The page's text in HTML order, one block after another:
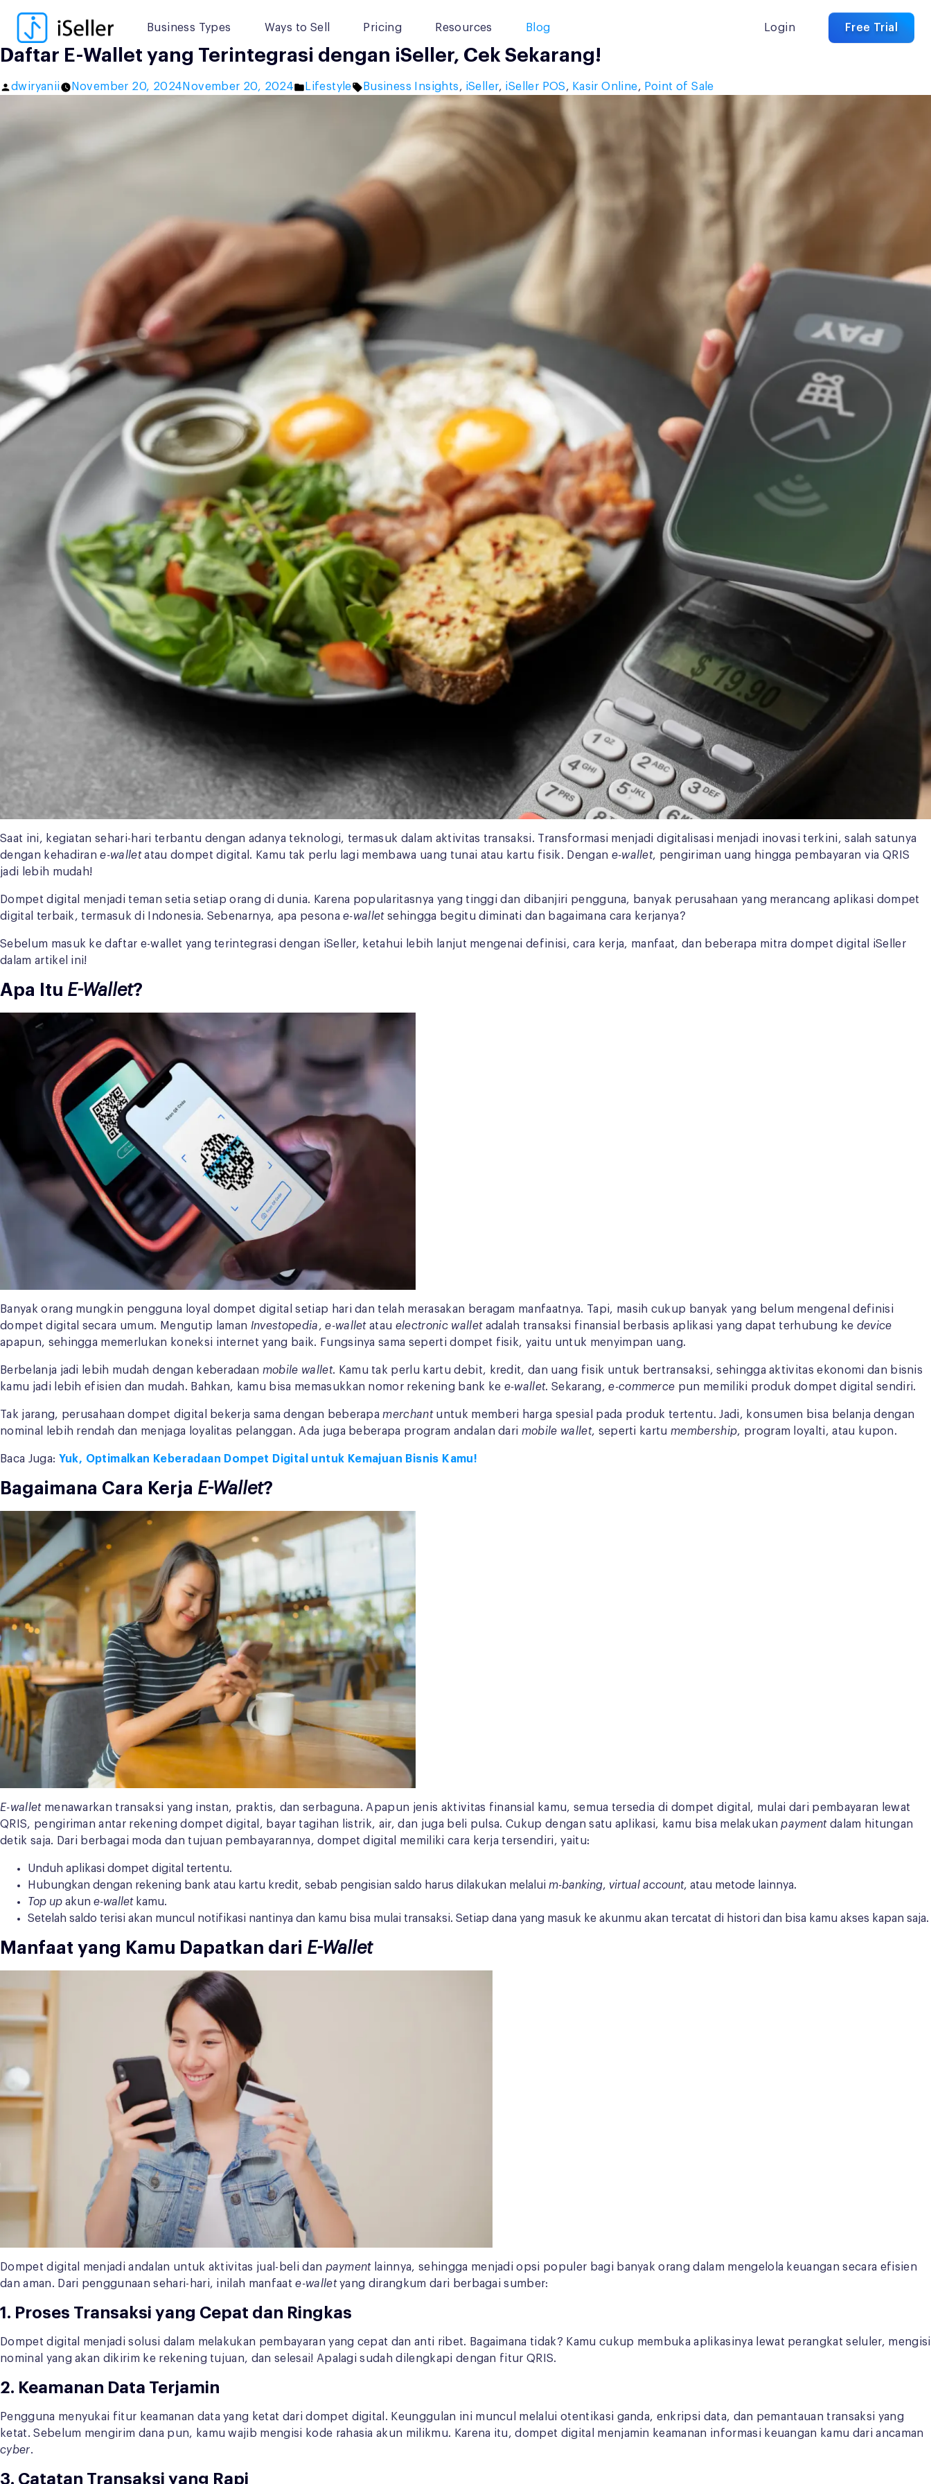
Business Types Ways to Sell Pricing Resources Blog Login Free Trial
content
Daftar E-Wallet yang Terintegrasi dengan iSeller, Cek Sekarang!
Posted
dwiryanii November 20, 2024 November 20, 2024
Posted
Lifestyle Tags:
Business Insights, iSeller, iSeller POS, Kasir Online, Point of Sale
Saat ini, kegiatan sehari-hari terbantu dengan adanya teknologi, termasuk dalam aktivitas transaksi. Transformasi menjadi digitalisasi menjadi inovasi terkini, salah satunya
dengan kehadirane-walletatau dompet digital. Kamu tak perlu lagi membawa uang tunai atau kartu fisik. Dengan e-wallet, pengiriman uang hingga pembayaran via QRIS
jadi lebih mudah!
Dompet digital menjadi teman setia setiap orang di dunia. Karena popularitasnya yang tinggi dan dibanjiri pengguna, banyak perusahaan yang merancang aplikasi dompet
digital terbaik, termasuk di Indonesia. Sebenarnya, apa pesonae-walletsehingga begitu diminati dan bagaimana cara kerjanya?
Sebelum masuk ke daftar e-wallet yang terintegrasi dengan iSeller, ketahui lebih lanjut mengenai definisi, cara kerja, manfaat, dan beberapa mitra dompet digital iSeller
dalam artikel ini!
Apa Itu E-Wallet?
Banyak orang mungkin pengguna loyal dompet digital setiap hari dan telah merasakan beragam manfaatnya. Tapi, masih cukup banyak yang belum mengenal definisi
dompet digital secara umum. Mengutip laman Investopedia,e-walletatau electronic walletadalah transaksi finansial berbasis aplikasi yang dapat terhubung ke device
apapun, sehingga memerlukan koneksi internet yang baik. Fungsinya sama seperti dompet fisik, yaitu untuk menyimpan uang.
Berbelanja jadi lebih mudah dengan keberadaan mobile wallet. Kamu tak perlu kartu debit, kredit, dan uang fisik untuk bertransaksi, sehingga aktivitas ekonomi dan bisnis
kamu jadi lebih efisien dan mudah. Bahkan, kamu bisa memasukkan nomor rekening bank ke e-wallet. Sekarang,e-commerce pun memiliki produk dompet digital sendiri.
Tak jarang, perusahaan dompet digital bekerja sama dengan beberapamerchantuntuk memberi harga spesial pada produk tertentu. Jadi, konsumen bisa belanja dengan
nominal lebih rendah dan menjaga loyalitas pelanggan. Ada juga beberapa program andalan dari mobile wallet, seperti kartumembership, program loyalti, atau kupon.
Baca Juga: Yuk, Optimalkan Keberadaan Dompet Digital untuk Kemajuan Bisnis Kamu!
Bagaimana Cara Kerja E-Wallet?
E-walletmenawarkan transaksi yang instan, praktis, dan serbaguna. Apapun jenis aktivitas finansial kamu, semua tersedia di dompet digital, mulai dari pembayaran lewat
QRIS, pengiriman antar rekening dompet digital, bayar tagihan listrik, air, dan juga beli pulsa. Cukup dengan satu aplikasi, kamu bisa melakukanpaymentdalam hitungan
detik saja. Dari berbagai moda dan tujuan pembayarannya, dompet digital memiliki cara kerja tersendiri, yaitu:
Unduh aplikasi dompet digital tertentu.
Hubungkan dengan rekening bank atau kartu kredit, sebab pengisian saldo harus dilakukan melalui m-banking, virtual account, atau metode lainnya.
Top up akun e-walletkamu.
Setelah saldo terisi akan muncul notifikasi nantinya dan kamu bisa mulai transaksi. Setiap dana yang masuk ke akunmu akan tercatat di histori dan bisa kamu akses kapan saja.
Manfaat yang Kamu Dapatkan dari E-Wallet
Dompet digital menjadi andalan untuk aktivitas jual-beli dan paymentlainnya, sehingga menjadi opsi populer bagi banyak orang dalam mengelola keuangan secara efisien
dan aman. Dari penggunaan sehari-hari, inilah manfaate-walletyang dirangkum dari berbagai sumber:
1. Proses Transaksi yang Cepat dan Ringkas
Dompet digital menjadi solusi dalam melakukan pembayaran yang cepat dan anti ribet. Bagaimana tidak? Kamu cukup membuka aplikasinya lewat perangkat seluler, mengisi
nominal yang akan dikirim ke rekening tujuan, dan selesai! Apalagi sudah dilengkapi dengan fitur QRIS.
2. Keamanan Data Terjamin
Pengguna menyukai fitur keamanan data yang ketat dari dompet digital. Keunggulan ini muncul melalui otentikasi ganda, enkripsi data, dan pemantauan transaksi yang
ketat. Sebelum mengirim dana pun, kamu wajib mengisi kode rahasia akun milikmu. Karena itu, dompet digital menjamin keamanan informasi keuangan kamu dari ancaman
cyber.
3. Catatan Transaksi yang Rapi